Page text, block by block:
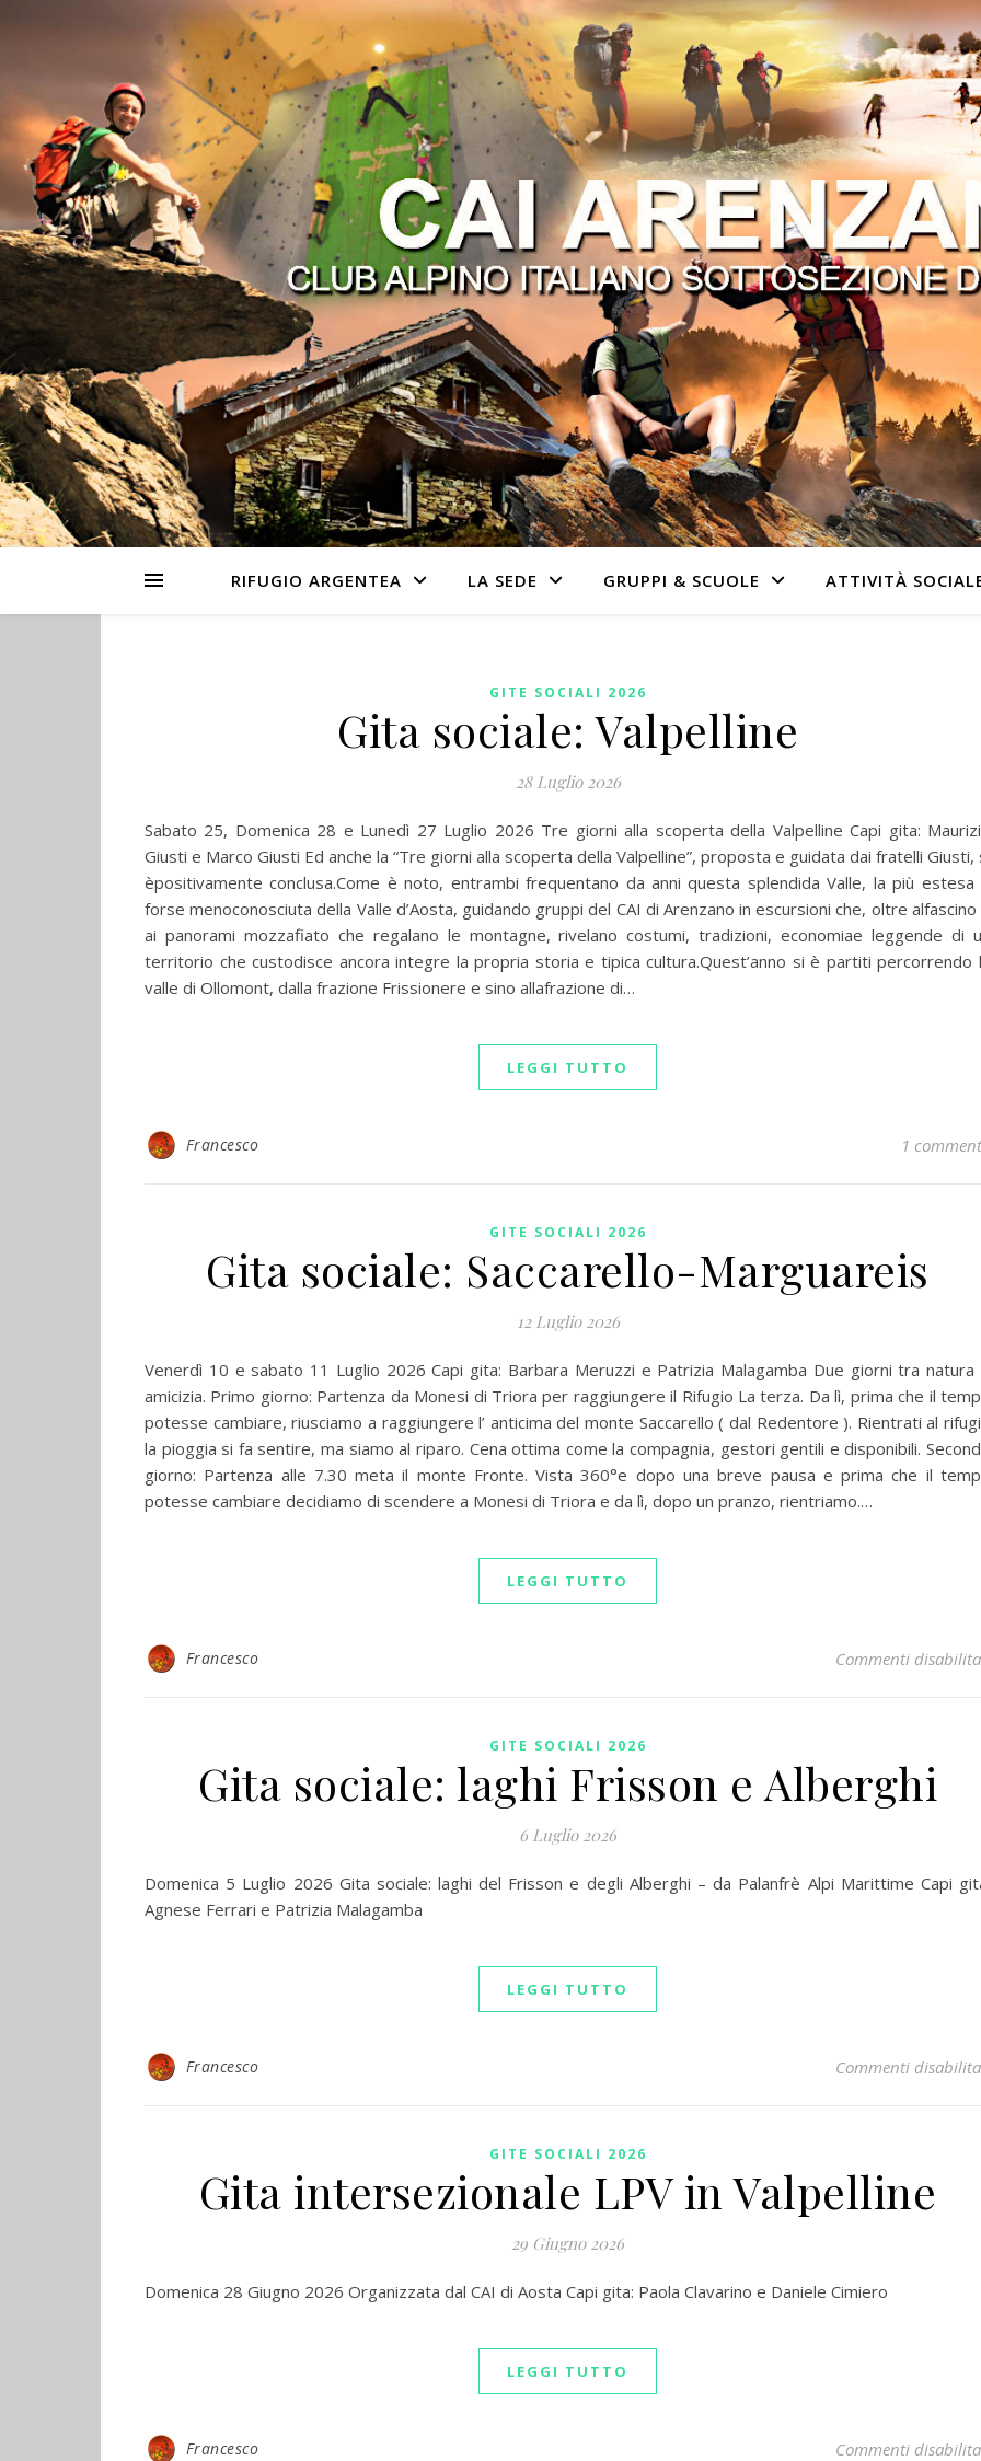
RIFUGIO ARGENTEA LA SEDE GRUPPI & SCUOLE ATTIVITÀ
GITE SOCIALI 2026
Gita sociale: Valpelline
28 Luglio 2026
Sabato 25, Domenica 28 e Lunedì 27 Luglio 2026 Tre giorni alla scoperta della Valpelline Capi gita:
Giusti e Marco Giusti Ed anche la “Tre giorni alla scoperta della Valpelline”, proposta e guidata dai fratelli Giusti,
èpositivamente conclusa.Come è noto, entrambi frequentano da anni questa splendida Valle, la più estesa
forse menoconosciuta della Valle d’Aosta, guidando gruppi del CAI di Arenzano in escursioni che, oltre alfascino
ai panorami mozzafiato che regalano le montagne, rivelano costumi, tradizioni, economiae leggende di
territorio che custodisce ancora integre la propria storia e tipica cultura.Quest’anno si è partiti percorrendo
valle di Ollomont, dalla frazione Frissionere e sino allafrazione di…
LEGGI TUTTO
Francesco 1
GITE SOCIALI 2026
Gita sociale: Saccarello-Marguareis
12 Luglio 2026
Venerdì 10 e sabato 11 Luglio 2026 Capi gita: Barbara Meruzzi e Patrizia Malagamba Due giorni tra natura
amicizia. Primo giorno: Partenza da Monesi di Triora per raggiungere il Rifugio La terza. Da lì, prima che il
potesse cambiare, riusciamo a raggiungere l’ anticima del monte Saccarello ( dal Redentore ). Rientrati al
la pioggia si fa sentire, ma siamo al riparo. Cena ottima come la compagnia, gestori gentili e disponibili.
giorno: Partenza alle 7.30 meta il monte Fronte. Vista 360°e dopo una breve pausa e prima che il
potesse cambiare decidiamo di scendere a Monesi di Triora e da lì, dopo un pranzo, rientriamo.…
LEGGI TUTTO
Francesco Commenti
GITE SOCIALI 2026
Gita sociale: laghi Frisson e Alberghi
6 Luglio 2026
Domenica 5 Luglio 2026 Gita sociale: laghi del Frisson e degli Alberghi – da Palanfrè Alpi Marittime Capi
Agnese Ferrari e Patrizia Malagamba
LEGGI TUTTO
Francesco Commenti
GITE SOCIALI 2026
Gita intersezionale LPV in Valpelline
29 Giugno 2026
Domenica 28 Giugno 2026 Organizzata dal CAI di Aosta Capi gita: Paola Clavarino e Daniele Cimiero
LEGGI TUTTO
Francesco Commenti